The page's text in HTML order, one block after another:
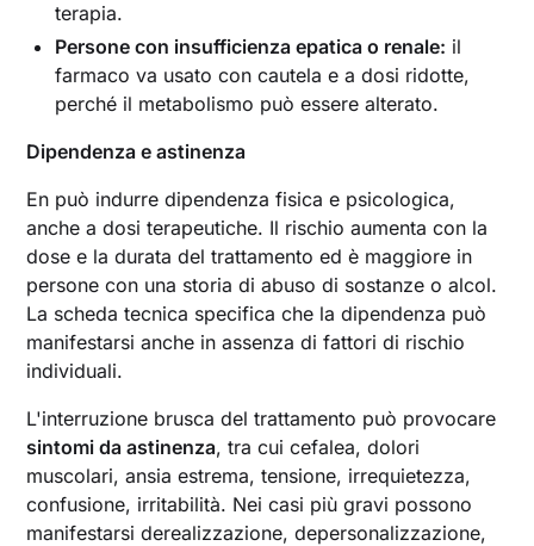
terapia.
Persone con insufficienza epatica o renale: il
farmaco va usato con cautela e a dosi ridotte,
perché il metabolismo può essere alterato.
Dipendenza e astinenza
En può indurre dipendenza fisica e psicologica,
anche a dosi terapeutiche. Il rischio aumenta con la
dose e la durata del trattamento ed è maggiore in
persone con una storia di abuso di sostanze o alcol.
La scheda tecnica specifica che la dipendenza può
manifestarsi anche in assenza di fattori di rischio
individuali.
L'interruzione brusca del trattamento può provocare
sintomi da astinenza, tra cui cefalea, dolori
muscolari, ansia estrema, tensione, irrequietezza,
confusione, irritabilità. Nei casi più gravi possono
manifestarsi derealizzazione, depersonalizzazione,